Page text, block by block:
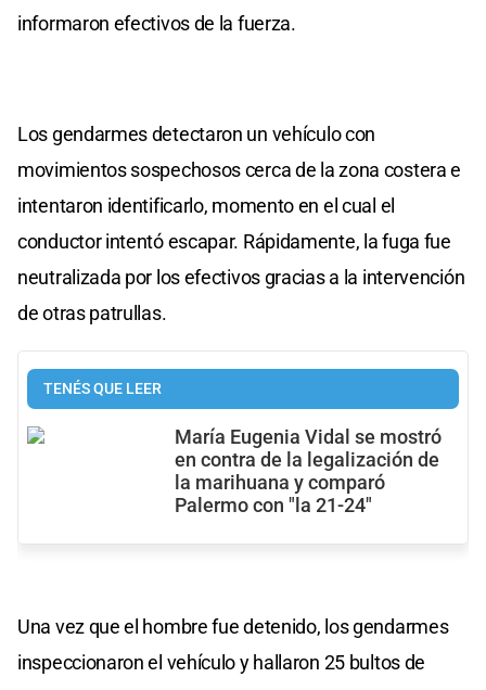
informaron efectivos de la fuerza.
Los gendarmes detectaron un vehículo con
movimientos sospechosos cerca de la zona costera e
intentaron identificarlo, momento en el cual el
conductor intentó escapar. Rápidamente, la fuga fue
neutralizada por los efectivos gracias a la intervención
de otras patrullas.
TENÉS QUE LEER
María Eugenia Vidal se mostró
en contra de la legalización de
la marihuana y comparó
Palermo con "la 21-24"
Una vez que el hombre fue detenido, los gendarmes
inspeccionaron el vehículo y hallaron 25 bultos de